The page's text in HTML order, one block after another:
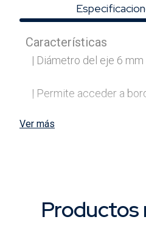
Características
| Diámetro del eje 6 mm
| Permite acceder a
Usos
Ver más
Productos